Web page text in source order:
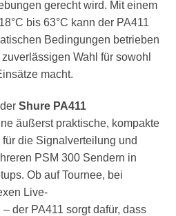
gerecht wird. Mit einem
bis 63°C kann der PA411
Bedingungen betrieben
Wahl für sowohl
macht.
Shure PA411
äußerst praktische, kompakte
die Signalverteilung und
PSM 300 Sendern in
Ob auf Tournee, bei
Live-
der PA411 sorgt dafür, dass